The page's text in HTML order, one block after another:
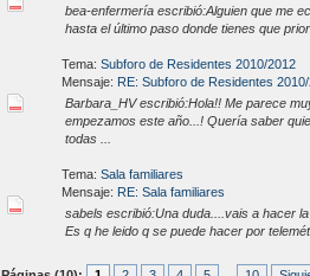
bea-enfermería escribió:Alguien que me
hasta el último paso donde tienes que
Tema: Subforo de Residentes 2010/2012
Mensaje: RE: Subforo de Residentes
Barbara_HV escribió:Hola!! Me parece
empezamos este año...! Quería saber
todas ...
Tema: Sala familiares
Mensaje: RE: Sala familiares
sabels escribió:Una duda....vais a hacer
Es q he leido q se puede hacer por